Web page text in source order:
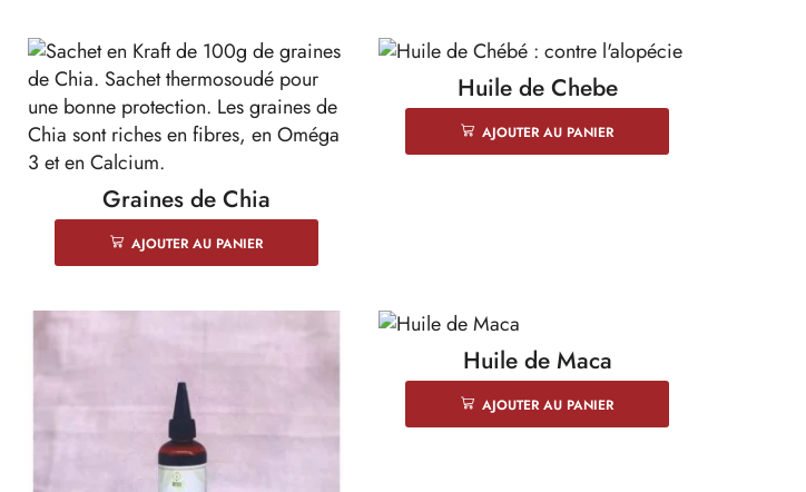
Graines de Chia
AJOUTER AU PANIER
Huile de Chebe
AJOUTER AU PANIER
Huile de Maca
AJOUTER AU PANIER